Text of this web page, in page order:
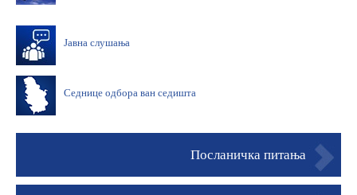
Јавна слушања
Седнице одбора ван седишта
Посланичка питања